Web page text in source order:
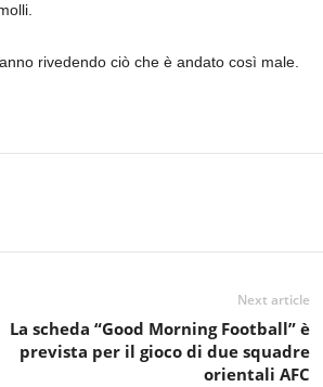
rivedendo ciò che è andato così male.
Next article
La scheda “Good Morning Football” è
prevista per il gioco di due squadre
orientali AFC